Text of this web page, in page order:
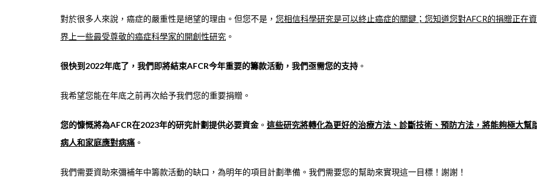
對於很多人來說，癌症的嚴重性是絕望的理由。但您不是， 您相信科學研究是可以終止癌症的關鍵；您知道您對AFCR的捐贈正在
界上一些最受尊敬的癌症科學家的開創性研究 。
很快到2022年底了，我們即將結束AFCR今年重要的籌款活動，我們亟需您的支持 。
我希望您能在年底之前再次給予我們您的重要捐贈。
您的慷慨將為AFCR在2023年的研究計劃提供必要資金。 這些研究將轉化為更好的治療方法、診斷技術、預防方法，將能夠極大幫
病人和家庭應對病痛 。
我們需要資助來彌補年中籌款活動的缺口，為明年的項目計劃準備。我們需要您的幫助來實現這一目標！謝謝！